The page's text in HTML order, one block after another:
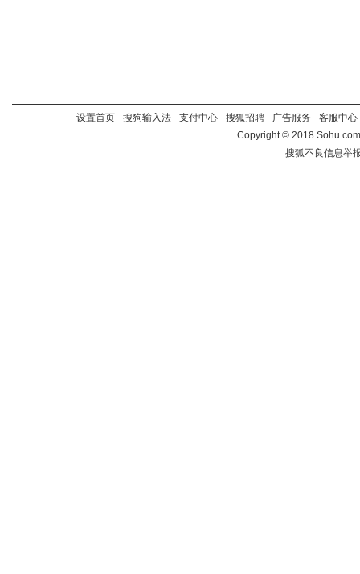
设置首页 - 搜狗输入法 - 支付中心 - 搜狐招聘 - 广告服务 - 客服中心
Copyright©2018
搜狐不良信息举